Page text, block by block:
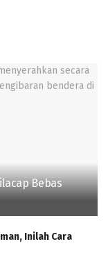
Bebas
Inilah Cara